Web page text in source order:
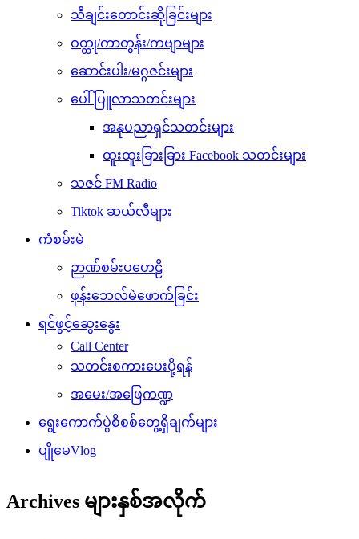
သီချင်းတောင်းဆိုခြင်းများ
ဝတ္ထု/ကာတွန်း/ကဗျာများ
ဆောင်းပါး/မဂ္ဂဇင်းများ
ပေါ်ပြူလာသတင်းများ
အနုပညာရှင်သတင်းများ
ထူးထူးခြားခြား Facebook သတင်းများ
သဇင် FM Radio
Tiktok ဆယ်လီများ
ကံစမ်းမဲ
ဉာဏ်စမ်းပဟေဠိ
ဖုန်းဘေလ်မဲဖောက်ခြင်း
ရင်ဖွင့်ဆွေးနွေး
Call Center
သတင်းစကားပေးပို့ရန်
အမေး/အဖြေကဏ္ဍ
ရွေးကောက်ပွဲစိစစ်တွေ့ရှိချက်များ
ပျိုမေVlog
Archives များနှစ်အလိုက်